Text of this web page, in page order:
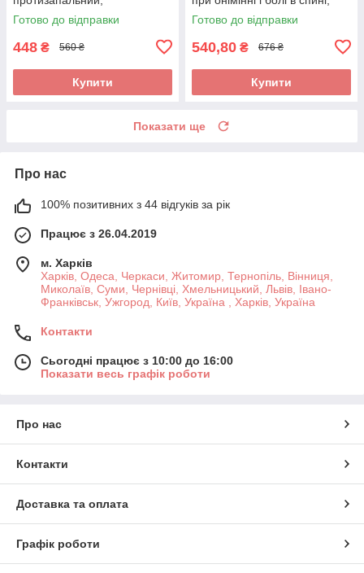
протиалергічний,
протисвербіжний,
Готово до відправки
448 ₴ 560 ₴
Купити
остеохондрозі, радикуліті,
протрузії
Готово до відправки
540,80 ₴ 676 ₴
Купити
Показати ще
Про нас
100% позитивних з 44 відгуків за рік
Працює з 26.04.2019
м. Харків
Харків, Одеса, Черкаси, Житомир, Тернопіль, Вінниця,
Миколаїв, Суми, Чернівці, Хмельницький, Львів, Івано-
Франківськ, Ужгород, Київ, Україна , Харків, Україна
Контакти
Сьогодні працює з 10:00 до 16:00
Показати весь графік роботи
Про нас
Контакти
Доставка та оплата
Графік роботи